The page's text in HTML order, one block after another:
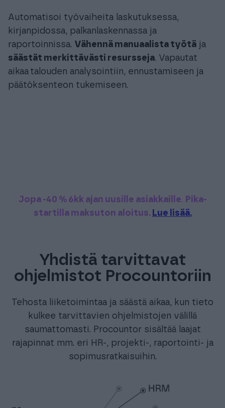
Automatisoi työvaiheita laskutuksessa,
kirjanpidossa, palkanlaskennassa ja
raportoinnissa. Vähennä manuaalista työtä ja
säästät merkittävästi resursseja. Vapautat
aikaa talouden analysointiin, ennustamiseen ja
päätöksenteon tukemiseen.
Jopa -40 % 6kk ajan uusille asiakkaille. Pika-
startilla maksuton aloitus. Lue lisää.
Yhdistä tarvittavat
ohjelmistot Procountoriin
Tehosta liiketoimintaa ja säästä aikaa, kun tieto
kulkee tarvittavien ohjelmistojen välillä
saumattomasti. Procountor sisältää laajat
rajapinnat mm. eri HR-, projekti-, raportointi- ja
sopimusratkaisuihin.